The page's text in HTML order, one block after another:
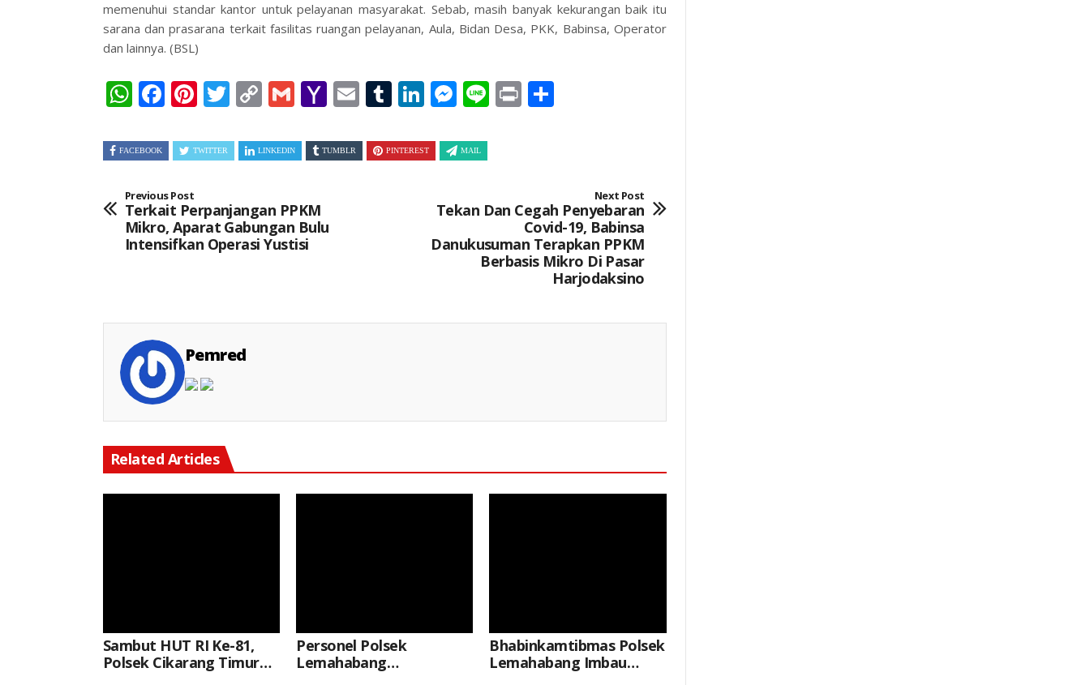
memenuhui standar kantor untuk pelayanan masyarakat. Sebab, masih banyak kekurangan baik itu
sarana dan prasarana terkait fasilitas ruangan pelayanan, Aula, Bidan Desa, PKK, Babinsa, Operator
dan lainnya. (BSL)
WhatsApp
Facebook
Pinterest
Twitter
CopyGmailYahoo
EmailTumblr
LinkedIn
Messenger
LinePrint
FACEBOOK TWITTER LINKEDIN TUMBLR PINTEREST MAIL
Previous Post
Terkait Perpanjangan PPKM
Mikro, Aparat Gabungan Bulu
Intensifkan Operasi Yustisi
Next Post
Tekan Dan Cegah Penyebaran
Covid-19, Babinsa
Danukusuman Terapkan PPKM
Berbasis Mikro Di Pasar
Harjodaksino
Pemred
Related Articles
Keterangan Gambar: Personel Polsek Cikarang Timur bersama TNI, Satpol PP, dan unsur Muspika melaksanakan kerja bakti membersihkan Lapangan Plaza Kecamatan Cikarang Timur, Desa Jatibaru, Kamis (06/08/2026), dalam rangka menyambut HUT ke-81 Kemerdekaan Republik Indonesia.
Sambut HUT RI Ke-81,
Polsek Cikarang Timur
Keterangan Gambar: Brigpol Jerico Pasaribu, S.H., M.H., Saat Kegiatan
Personel Polsek
Lemahabang
Keterangan Gambar: Brigpol Restu Khoerul Akbar, Saat Kegiatan
Bhabinkamtibmas Polsek
Lemahabang Imbau